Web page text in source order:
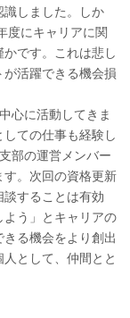
識しました。しか
度にキャリアに関
です。これは悲し
活躍できる機会損
心に活動してきま
ての仕事も経験し
部の運営メンバー
す。次回の資格更新
することは有効
う」とキャリアの
る機会をより創出
として、仲間とと